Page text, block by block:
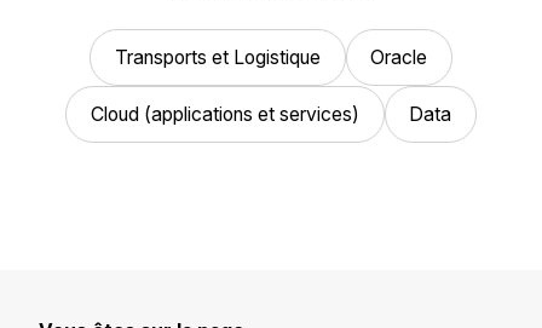
Transports et Logistique Oracle
Cloud (applications et services) Data